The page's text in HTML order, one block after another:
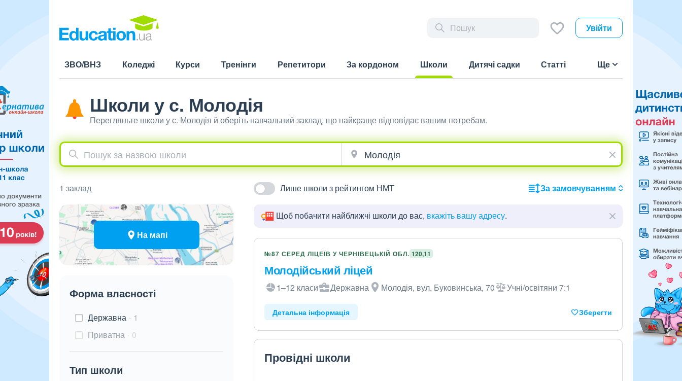
Увійти
ЗВО/ВНЗ Коледжі Курси Тренінги Репетитори За кордоном
Школи
Дитячі садки Статті Ще
Школи у с. Молодія
Перегляньте школи у с. Молодія й оберіть навчальний заклад, що найкраще відповідає вашим потребам.
1 заклад Лише школи з рейтингом НМТ За замовчуванням
На мапі
Форма власності
Державна
1
Приватна
0
Тип школи
Щоб побачити найближчі школи до вас, вкажіть вашу адресу.
№87 СЕРЕД ЛІЦЕЇВ У ЧЕРНІВЕЦЬКІЙ ОБЛ. 120,11
Молодійський ліцей
1–12 класи Державна Молодія, вул. Буковинська, 70 Учні/освітяни 7:1
Детальна інформація Зберегти
Провідні школи